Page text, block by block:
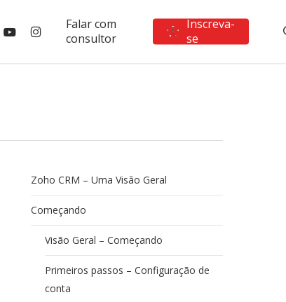
Falar com
consultor
Inscreva-
se
youtubeinstagram
Zoho CRM – Uma Visão Geral
Começando
Visão Geral – Começando
Primeiros passos – Configuração de
conta